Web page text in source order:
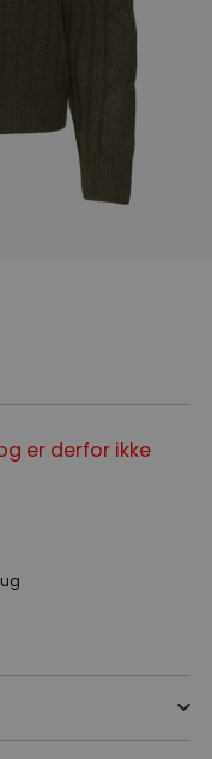
er derfor ikke